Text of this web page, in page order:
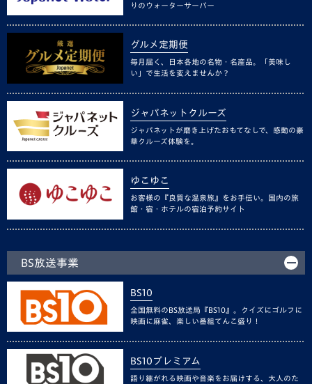
りのウォーターサーバー
グルメ定期便
毎月届く、日本各地の名物・名産品。「美味し
い」で生活を変えませんか？
ジャパネットクルーズ
ジャパネットが磨き上げたおもてなしで、感動の豪
華クルーズ体験を。
ゆこゆこ
お客様の『良質な温泉旅』をお手伝い。国内の旅
館・宿・ホテルの宿泊予約サイト
BS放送事業
BS10
全国無料のBS放送局『BS10』。クイズにゴルフに
映画に麻雀、楽しい番組てんこ盛り！
BS10プレミアム
語り継がれる映画や音楽をお届けする、大人のた